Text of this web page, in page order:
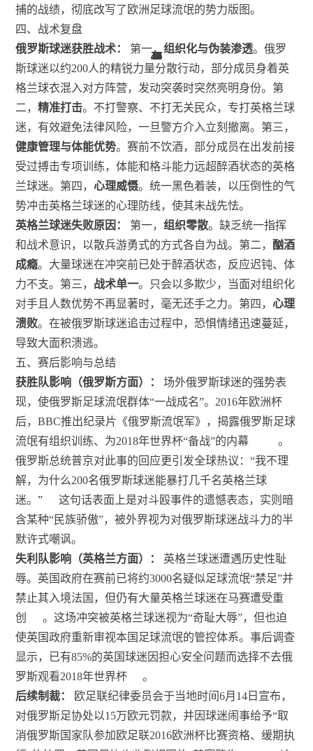
47
1
9
2
9
18
45
1
2
2
2
3
9
9
26
44
44
44
9
47
44
11
47
44
47
捕的战绩，彻底改写了欧洲足球流氓的势力版图。
四、战术复盘
俄罗斯球迷获胜战术：
第一，组织化与伪装渗透。俄罗
斯球迷以约200人的精锐力量分散行动，部分成员身着英
格兰球衣混入对方阵营，发动突袭时突然亮明身份。第
二，精准打击。不打警察、不打无关民众，专打英格兰球
迷，有效避免法律风险，一旦警方介入立刻撤离。第三，
健康管理与体能优势。赛前不饮酒，部分成员在出发前接
受过搏击专项训练，体能和格斗能力远超醉酒状态的英格
兰球迷。第四，心理威慑。统一黑色着装，以压倒性的气
势冲击英格兰球迷的心理防线，使其未战先怯。
英格兰球迷失败原因：
第一，组织零散。缺乏统一指挥
和战术意识，以散兵游勇式的方式各自为战。第二， 酗酒
成瘾。大量球迷在冲突前已处于醉酒状态，反应迟钝、体
力不支。第三， 战术单一。只会以多欺少，当面对组织化
对手且人数优势不再显著时，毫无还手之力。第四，心理
溃败。在被俄罗斯球迷追击过程中，恐惧情绪迅速蔓延，
导致大面积溃逃。
五、赛后影响与总结
获胜队影响（俄罗斯方面）：
场外俄罗斯球迷的强势表
现，使俄罗斯足球流氓群体“一战成名”。2016年欧洲杯
后，BBC推出纪录片《俄罗斯流氓军》，揭露俄罗斯足球
流氓有组织训练、为2018年世界杯“备战”的内幕
37
41
。
俄罗斯总统普京对此事的回应更引发全球热议：“我不理
解，为什么200名俄罗斯球迷能暴打几千名英格兰球
迷。”
26
这句话表面上是对斗殴事件的遗憾表态，实则暗
含某种“民族骄傲”，被外界视为对俄罗斯球迷战斗力的半
默许式嘲讽。
失利队影响（英格兰方面）：
英格兰球迷遭遇历史性耻
辱。英国政府在赛前已将约3000名疑似足球流氓“禁足”并
禁止其入境法国，但仍有大量英格兰球迷在马赛遭受重
创
45
。这场冲突被英格兰球迷视为“奇耻大辱”，但也迫
使英国政府重新审视本国足球流氓的管控体系。事后调查
显示，已有85%的英国球迷因担心安全问题而选择不去俄
罗斯观看2018年世界杯
37
。
后续制裁：
欧足联纪律委员会于当地时间6月14日宣布，
对俄罗斯足协处以15万欧元罚款，并因球迷闹事给予“取
消俄罗斯国家队参加欧足联2016欧洲杯比赛资格、缓期执
10
1